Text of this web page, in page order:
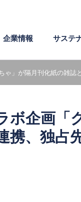
」が隔月刊化紙の雑
ボ企画「
携、独占
AI・IoT・ビッグデータ
企業情報
要
サステ
援